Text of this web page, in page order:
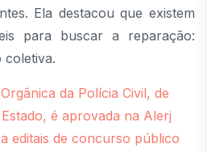
Ela destacou que existem
para buscar a reparação:
coletiva.
da Polícia Civil, de
é aprovada na Alerj
editais de concurso público